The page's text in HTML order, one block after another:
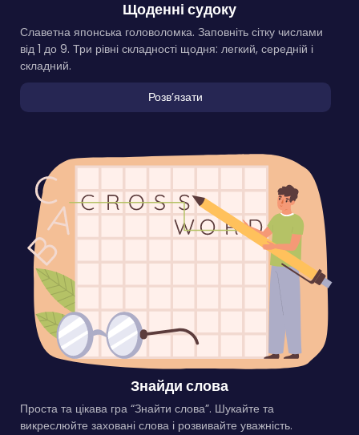
Щоденні судоку
Славетна японська головоломка. Заповніть сітку числами
від 1 до 9. Три рівні складності щодня: легкий, середній і
складний.
Розвʼязати
Знайди слова
Проста та цікава гра “Знайти слова”. Шукайте та
викреслюйте заховані слова і розвивайте уважність.